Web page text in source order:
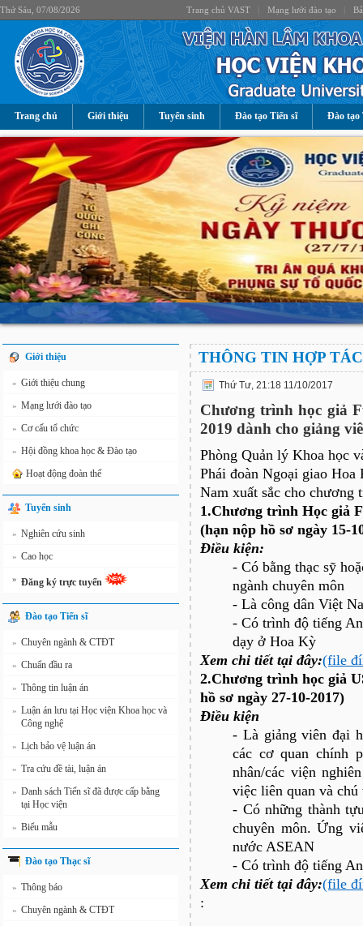
Thứ Sáu, 07/08/2026 Trang chủ VAST Mạng lưới đào tạo
Trang chủ Giới thiệu Tuyển sinh Đào tạo Tiến sĩ Đào tạo
Giới thiệu
» Giới thiệu chung
» Mạng lưới đào tạo
» Cơ cấu tổ chức
» Hội đồng khoa học & Đào tạo
Hoạt động đoàn thể
Tuyển sinh
» Nghiên cứu sinh
» Cao học
» Đăng ký trực tuyến
Đào tạo Tiến sĩ
» Chuyên ngành & CTĐT
» Chuẩn đầu ra
» Thông tin luận án
» Luận án lưu tại Học viện Khoa học và
Công nghệ
» Lịch bảo vệ luận án
» Tra cứu đề tài, luận án
» Danh sách Tiến sĩ đã được cấp bằng
tại Học viện
» Biểu mẫu
Đào tạo Thạc sĩ
» Thông báo
» Chuyên ngành & CTĐT
THÔNG TIN HỢP
Thứ Tư, 21:18 11/10/2017
Chương trình học giả
2019 dành cho giảng
Phòng Quản lý Khoa học
Phái đoàn Ngoại giao
Nam xuất sắc cho chương
1.Chương trình Học giả
(hạn nộp hồ sơ ngày 15-
Điều kiện:
- Có bằng thạc sỹ
ngành chuyên môn
- Là công dân Việt
- Có trình độ tiếng
dạy ở Hoa Kỳ
Xem chi tiết tại đây:(file
2.Chương trình học giả
hồ sơ ngày 27-10-2017)
Điều kiện
- Là giảng viên đại
các cơ quan chính
nhân/các viện
việc liên quan và
- Có những thành
chuyên môn. Ứng
nước ASEAN
- Có trình độ tiếng
Xem chi tiết tại đây:(file
: